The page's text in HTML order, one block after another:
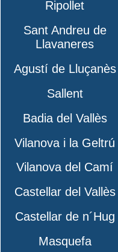
Ripollet
Sant Andreu de
Llavaneres
Agustí de Lluçanès
Sallent
Badia del Vallès
Vilanova i la Geltrú
Vilanova del Camí
Castellar del Vallès
Castellar de n´Hug
Masquefa